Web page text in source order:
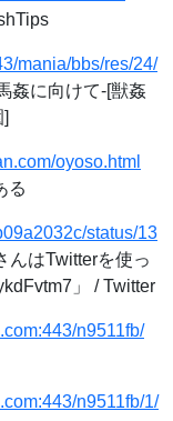
mania/bbs/res/24/
に向けて-[獣姦
oyoso.html
る
status/13
んはTwitterを使っ
」 / Twitter
n9511fb/
n9511fb/1/